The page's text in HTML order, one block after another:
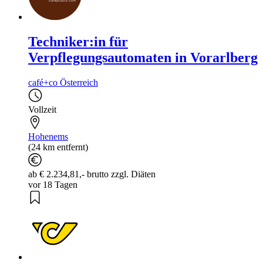
Techniker:in für
Verpflegungsautomaten in Vorarlberg
café+co Österreich
Vollzeit
Hohenems
(24 km entfernt)
ab € 2.234,81,- brutto zzgl. Diäten
vor 18 Tagen